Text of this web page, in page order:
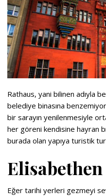
Rathaus, yani bilinen adıyla
belediye binasına
bir sarayın yenilenmesiyle
her göreni kendisine hayran
burada olan yapıya turistik
Elisabethen
Eğer tarihi yerleri gezmeyi